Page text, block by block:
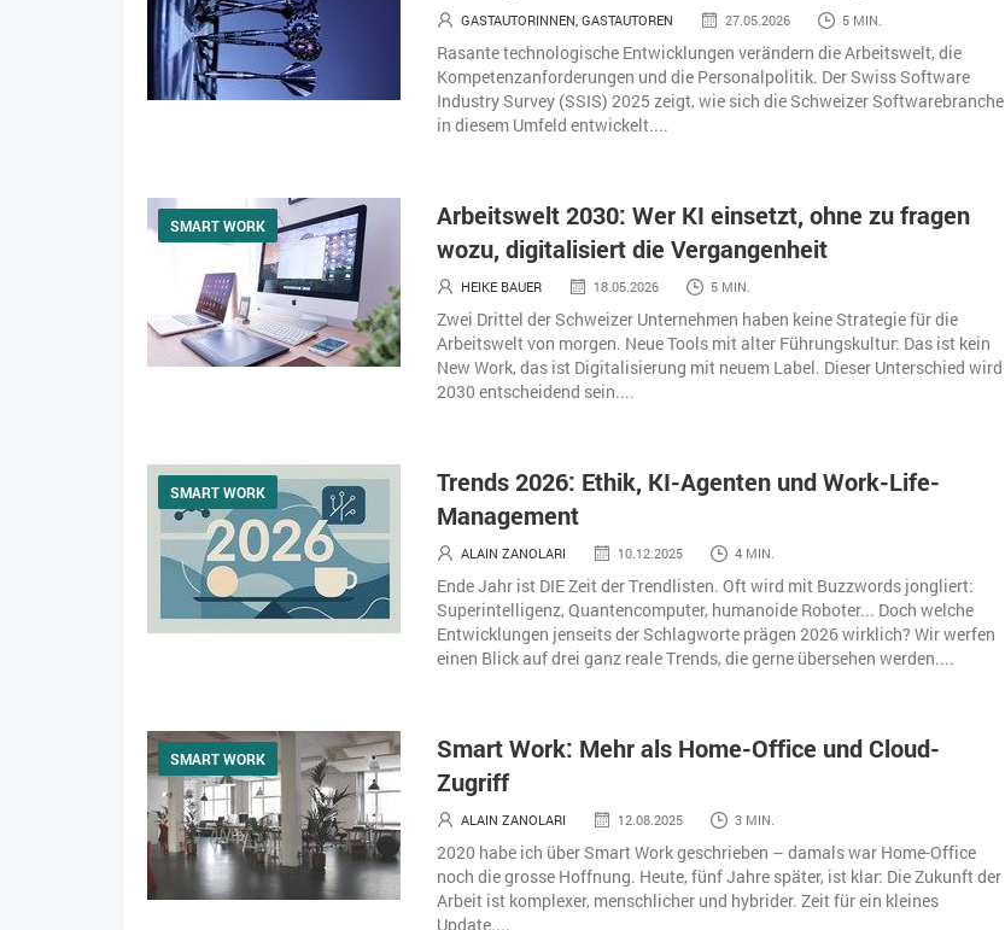
GASTAUTORINNEN, GASTAUTOREN 27.05.2026 5 MIN.
Rasante technologische Entwicklungen verändern die Arbeitswelt, die
Kompetenzanforderungen und die Personalpolitik. Der Swiss Software
Industry Survey (SSIS) 2025 zeigt, wie sich die Schweizer Softwarebranche
in diesem Umfeld entwickelt....
SMART WORK
Arbeitswelt 2030: Wer KI einsetzt, ohne zu fragen
wozu, digitalisiert die Vergangenheit
HEIKE BAUER 18.05.2026 5 MIN.
Zwei Drittel der Schweizer Unternehmen haben keine Strategie für die
Arbeitswelt von morgen. Neue Tools mit alter Führungskultur: Das ist kein
New Work, das ist Digitalisierung mit neuem Label. Dieser Unterschied wird
2030 entscheidend sein....
SMART WORK
Trends 2026: Ethik, KI-Agenten und Work-Life-
Management
ALAIN ZANOLARI 10.12.2025 4 MIN.
Ende Jahr ist DIE Zeit der Trendlisten. Oft wird mit Buzzwords jongliert:
Superintelligenz, Quantencomputer, humanoide Roboter... Doch welche
Entwicklungen jenseits der Schlagworte prägen 2026 wirklich? Wir werfen
einen Blick auf drei ganz reale Trends, die gerne übersehen werden....
SMART WORK
Smart Work: Mehr als Home-Office und Cloud-
Zugriff
ALAIN ZANOLARI 12.08.2025 3 MIN.
2020 habe ich über Smart Work geschrieben – damals war Home-Office
noch die grosse Hoffnung. Heute, fünf Jahre später, ist klar: Die Zukunft der
Arbeit ist komplexer, menschlicher und hybrider. Zeit für ein kleines
Update....